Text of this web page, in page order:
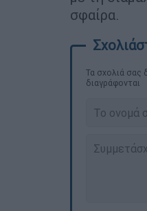
σφαίρα.
Τα σχολιά σας
διαγράφονται